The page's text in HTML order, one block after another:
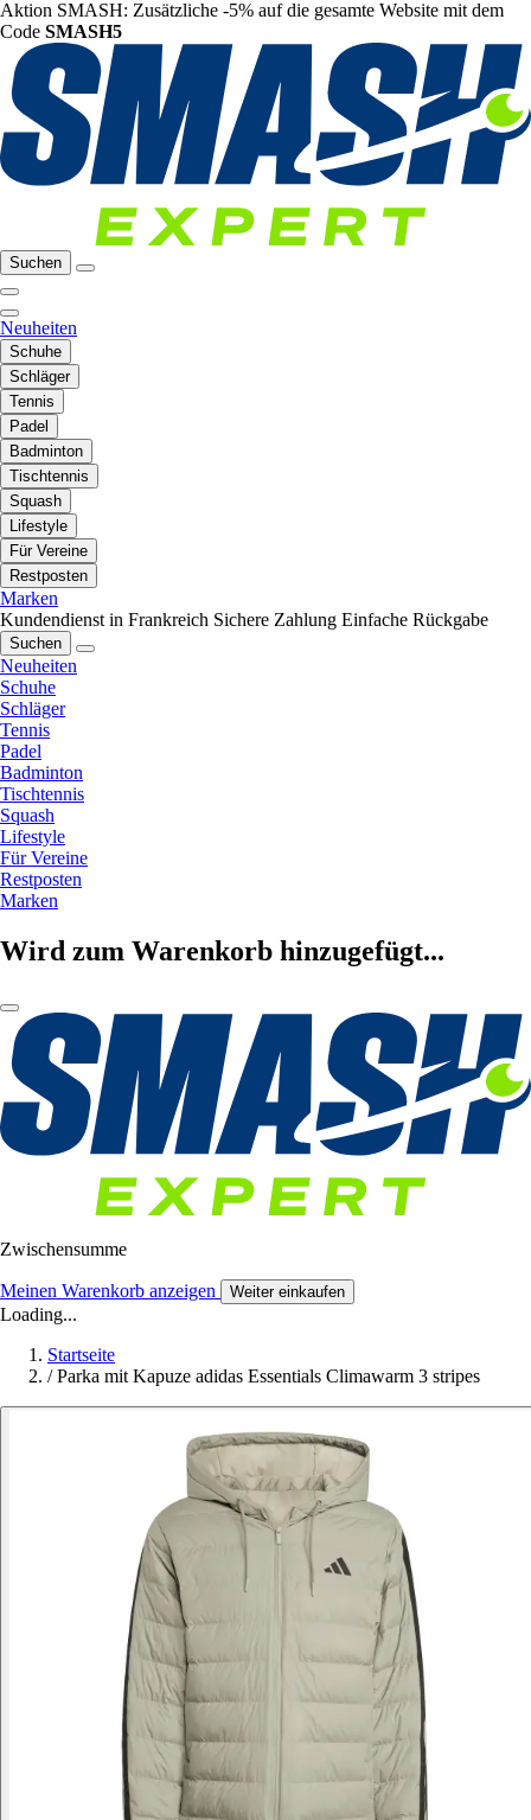
Aktion SMASH: Zusätzliche -5% auf die gesamte Website mit dem
Code SMASH5
Suchen
Neuheiten
Schuhe
Schläger
Tennis
Padel
Badminton
Tischtennis
Squash
Lifestyle
Für Vereine
Restposten
Marken
Kundendienst in Frankreich Sichere Zahlung Einfache Rückgabe
Suchen
Neuheiten
Schuhe
Schläger
Tennis
Padel
Badminton
Tischtennis
Squash
Lifestyle
Für Vereine
Restposten
Marken
Wird zum Warenkorb hinzugefügt...
Zwischensumme
Meinen Warenkorb anzeigen Weiter einkaufen
Loading...
Startseite
/ Parka mit Kapuze adidas Essentials Climawarm 3 stripes